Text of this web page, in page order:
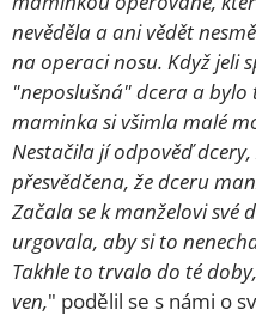
nevěděla a ani vědět
na operaci nosu. Když jeli
"neposlušná" dcera a
maminka si všimla malé
Nestačila jí odpověď
přesvědčena, že dceru
Začala se k manželovi své
urgovala, aby si to
Takhle to trvalo do té
ven," podělil se s námi o